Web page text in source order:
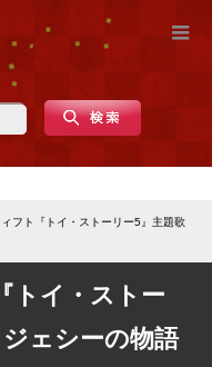
フト『トイ・ストーリー5』主題歌
トイ・ストー
ェシーの物語